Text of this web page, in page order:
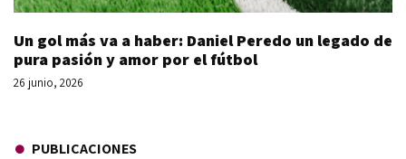
Un gol más va a haber: Daniel Peredo un legado de
pura pasión y amor por el fútbol
26 junio, 2026
PUBLICACIONES